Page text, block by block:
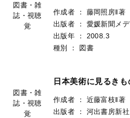
図書・雑
誌・視聴
覚
作成者 ：
藤岡照房‖著
出版者
：
愛媛新聞メ
出版年
：
2008.3
種別
： 図書
図書・雑
誌・視聴
覚
日本美術に見るきも
作成者 ：
近藤富枝‖著
出版者
：
河出書房新社